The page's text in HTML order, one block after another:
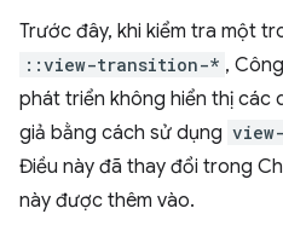
Trước đây, khi kiểm tra một
::view-transition-* ,
phát triển không hiển thị các
giả bằng cách sử dụng
Điều này đã thay đổi trong
này được thêm vào.